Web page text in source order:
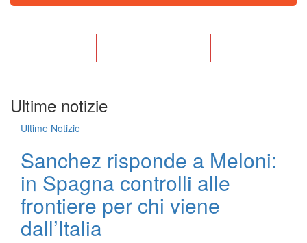
Ultime notizie
Ultime Notizie
Sanchez risponde a Meloni:
in Spagna controlli alle
frontiere per chi viene
dall’Italia